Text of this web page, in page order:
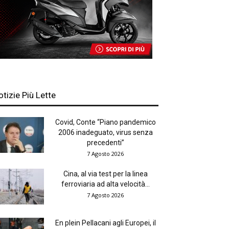
Più Lette
Covid, Conte “Piano pandemico
2006 inadeguato, virus senza
precedenti”
7 Agosto 2026
Cina, al via test per la linea
ferroviaria ad alta velocità...
7 Agosto 2026
En plein Pellacani agli Europei, il